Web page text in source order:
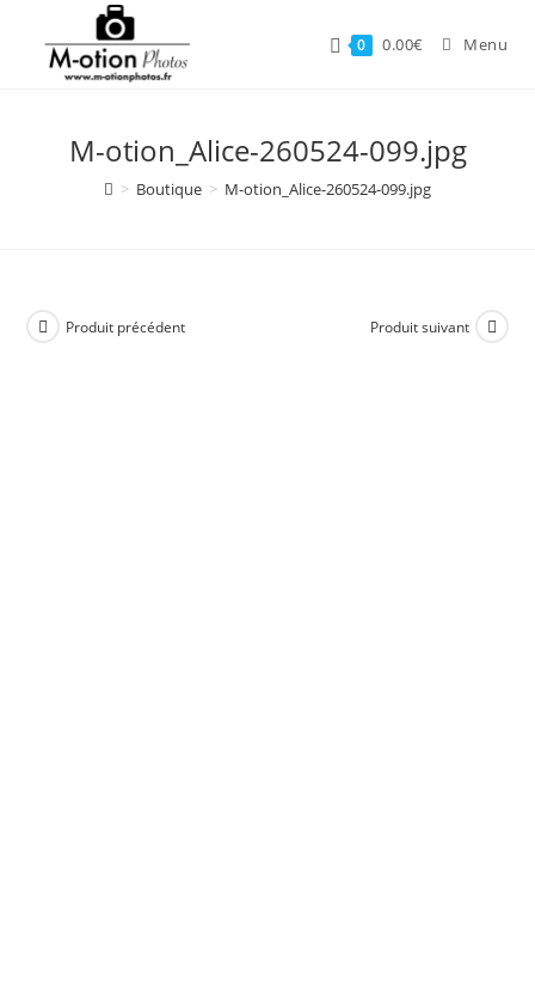
content
0 0.00€ Menu
M-otion_Alice-260524-099.jpg
> Boutique > M-otion_Alice-260524-099.jpg
Produit précédent Produit suivant